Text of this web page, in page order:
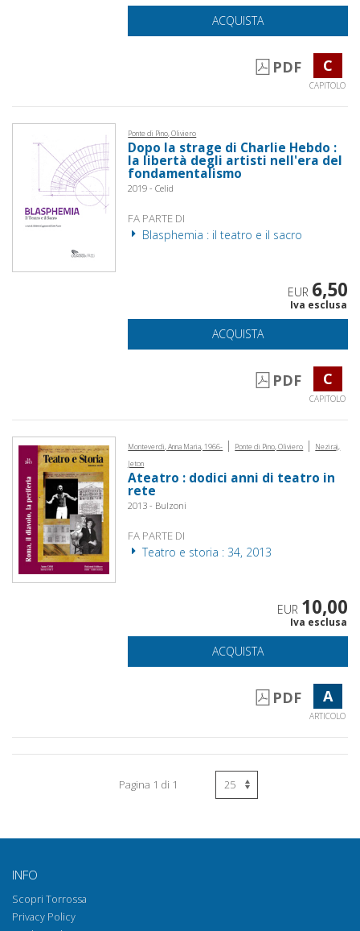
ACQUISTA
PDF C
CAPITOLO
Ponte di Pino, Oliviero
Dopo la strage di Charlie Hebdo :
la libertà degli artisti nell'era del
fondamentalismo
2019 - Celid
FA PARTE DI
Blasphemia : il teatro e il sacro
EUR 6,50
Iva esclusa
ACQUISTA
PDF C
CAPITOLO
Monteverdi, Anna Maria, 1966- | Ponte di Pino, Oliviero |
Neziraj,
Jeton
Ateatro : dodici anni di teatro in
rete
2013 - Bulzoni
FA PARTE DI
Teatro e storia : 34, 2013
EUR 10,00
Iva esclusa
ACQUISTA
PDF A
ARTICOLO
Pagina 1 di 1
INFO
Scopri Torrossa
Privacy Policy